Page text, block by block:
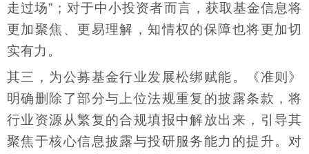
走过场”；对于中小投资者而言，获取基金信息将
更加聚焦、更易理解，知情权的保障也将更加切
实有力。
其三，为公募基金行业发展松绑赋能。《准则》
明确删除了部分与上位法规重复的披露条款，将
行业资源从繁复的合规填报中解放出来，引导其
聚焦于核心信息披露与投研服务能力的提升。对